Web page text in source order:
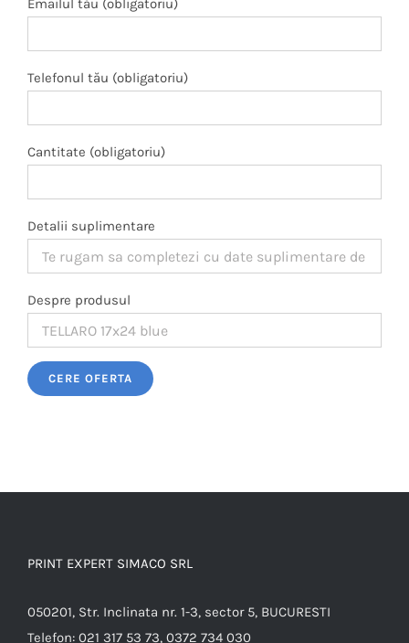
Emailul tău (obligatoriu)
Telefonul tău (obligatoriu)
Cantitate (obligatoriu)
Detalii suplimentare
Despre produsul
Please leave this field empty.
PRINT EXPERT SIMACO SRL
050201, Str. Inclinata nr. 1-3, sector 5, BUCURESTI
Telefon: 021 317 53 73, 0372 734 030